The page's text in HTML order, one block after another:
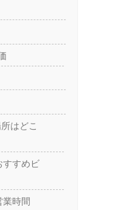
はどこ
すすめビ
業時間